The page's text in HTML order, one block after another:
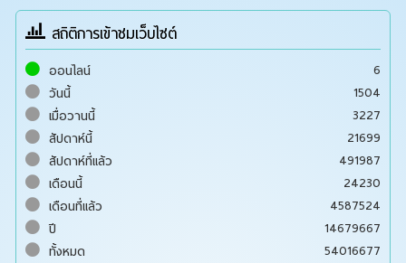
สถิติการเข้าชมเว็บไซต์
ออนไลน์
6
วันนี้
1504
เมื่อวานนี้
3227
สัปดาห์นี้
21699
สัปดาห์ที่แล้ว
491987
เดือนนี้
24230
เดือนที่แล้ว
4587524
ปี
14679667
ทั้งหมด
54016677